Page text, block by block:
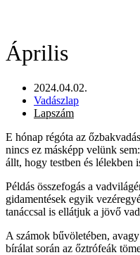
Április
2024.04.02.
Vadászlap
Lapszám
E hónap régóta az
nincs ez másképp velünk
állt, hogy testben és lélekben
Példás összefogás a
gidamentések egyik
tanáccsal is ellátjuk a jövő
A számok bűvöletében,
bírálat során az őztrófeák